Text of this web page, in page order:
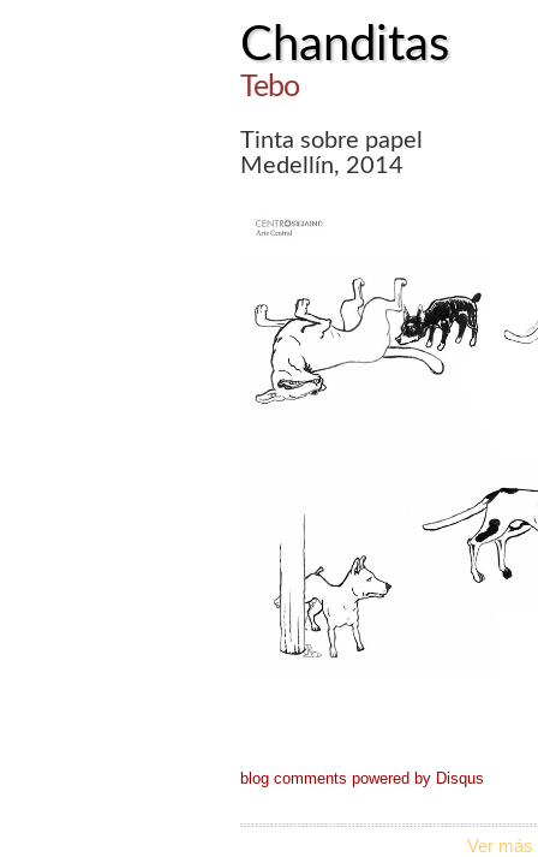
Chanditas
Tebo
Tinta sobre papel
Medellín, 2014
blog comments powered by Disqus
Ver más